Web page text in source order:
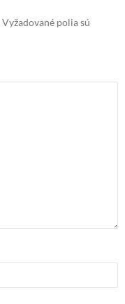
Vyžadované polia sú